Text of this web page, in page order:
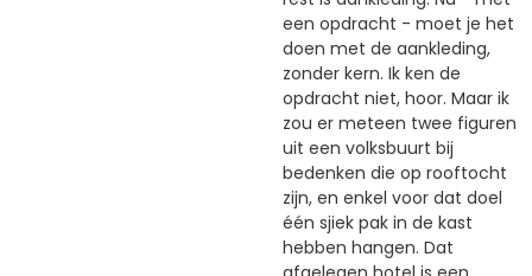
een opdracht - moet je het
doen met de aankleding,
zonder kern. Ik ken de
opdracht niet, hoor. Maar ik
zou er meteen twee figuren
uit een volksbuurt bij
bedenken die op rooftocht
zijn, en enkel voor dat doel
één sjiek pak in de kast
hebben hangen. Dat